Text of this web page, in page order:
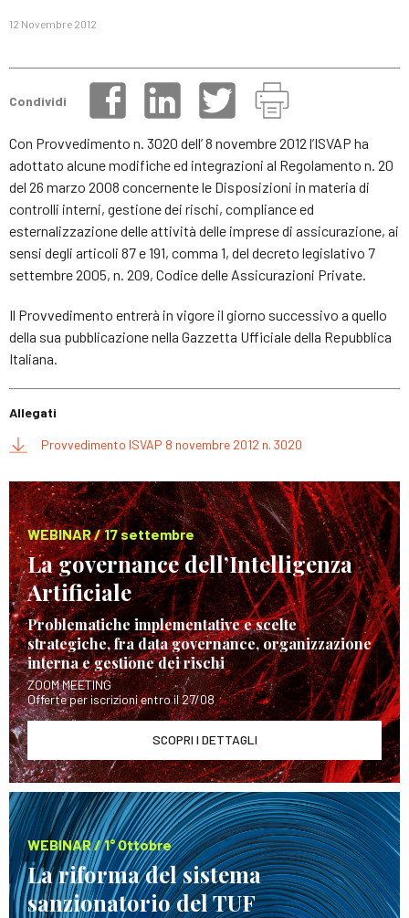
12 Novembre 2012
Condividi
Con Provvedimento n. 3020 dell’ 8 novembre 2012 l’ISVAP ha
adottato alcune modifiche ed integrazioni al Regolamento n. 20
del 26 marzo 2008 concernente le Disposizioni in materia di
controlli interni, gestione dei rischi, compliance ed
esternalizzazione delle attività delle imprese di assicurazione, ai
sensi degli articoli 87 e 191, comma 1, del decreto legislativo 7
settembre 2005, n. 209, Codice delle Assicurazioni Private.
Il Provvedimento entrerà in vigore il giorno successivo a quello
della sua pubblicazione nella Gazzetta Ufficiale della Repubblica
Italiana.
Allegati
Provvedimento ISVAP 8 novembre 2012 n. 3020
WEBINAR / 17 settembre
La governance dell’Intelligenza
Artificiale
Problematiche implementative e scelte
strategiche, fra data governance, organizzazione
interna e gestione dei rischi
ZOOM MEETING
Offerte per iscrizioni entro il 27/08
SCOPRI I DETTAGLI
WEBINAR / 1° Ottobre
La riforma del sistema
sanzionatorio del TUF